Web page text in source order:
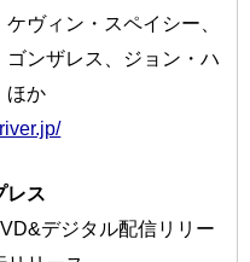
ヴィン・スペイシー、
ンザレス、ジョン・ハ
ほか
レス
デジタル配信リリー